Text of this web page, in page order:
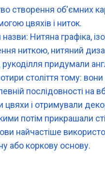
створення об'ємних
цвяхів і ниток.
назви: Нитяна графіка,
ниткою, нитяний
придумали
століття тому: вони
послідовності на
і отримували
потім прикрашали
найчастіше
або коркову основу.